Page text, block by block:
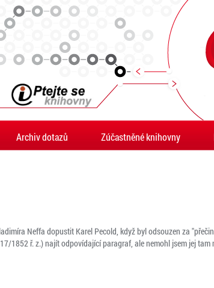
Archiv dotazů Zúčastněné knihovny
Neffa dopustit Karel Pecold, když byl odsouzen za
1852 ř. z.) najít odpovídající paragraf, ale nemohl jsem jej tam